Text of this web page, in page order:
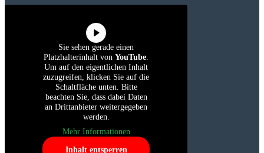
Sie sehen gerade einen
Platzhalterinhalt von YouTube
Um auf den eigentlichen Inhalt
zuzugreifen, klicken Sie auf die
Schaltfläche unten. Bitte
beachten Sie, dass dabei Daten
an Drittanbieter weitergegeben
werden.
Mehr Informationen
Inhalt entsperren